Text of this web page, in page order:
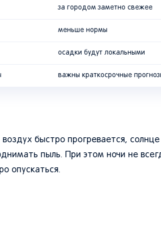
за городом заметно свежее
меньше нормы
осадки будут локальными
важны краткосрочные
быстро прогревается,
пыль. При этом ночи не
опускаться.